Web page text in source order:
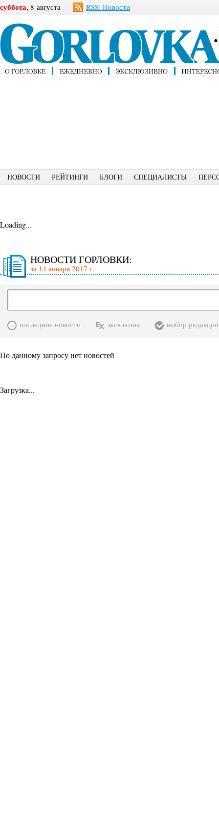
суббота, 8 августа RSS: Новости
НОВОСТИ РЕЙТИНГИ БЛОГИ СПЕЦИАЛИСТЫ
Loading...
НОВОСТИ ГОРЛОВКИ:
за 14 января 2017 г.
последние новости эксклюзив выбор редакции
По данному запросу нет новостей
Загрузка...